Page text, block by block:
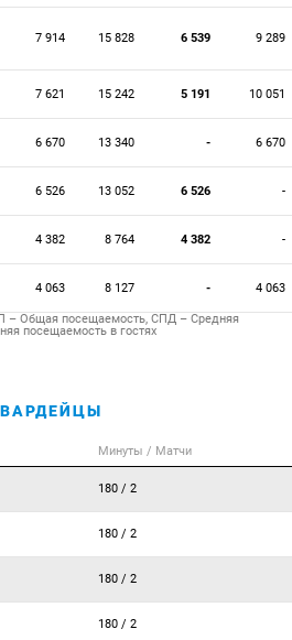
7 914 15 828 6 539 9 289
7 621 15 242 5 191 10 051
6 670 13 340 - 6 670
6 526 13 052 6 526 -
4 382 8 764 4 382 -
4 063 8 127 - 4 063
– Общая посещаемость, СПД – Средняя
посещаемость в гостях
Минуты / Матчи
180 / 2
180 / 2
180 / 2
180 / 2